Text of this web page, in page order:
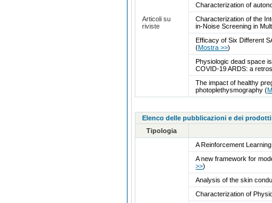
Articoli su
riviste
Characterization of
Characterization of the
in-Noise Screening in
Efficacy of Six Different
(Mostra >>)
Physiologic dead space
COVID-19 ARDS: a
The impact of healthy
photoplethysmography(
Elenco delle pubblicazioni e dei
Tipologia
A Reinforcement
A new framework for
>>)
Analysis of the skin
Characterization of